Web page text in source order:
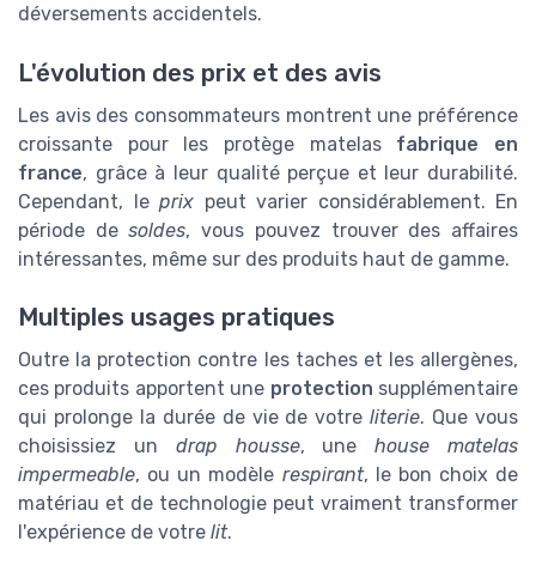
déversements accidentels.
L'évolution des prix et des avis
Les avis des consommateurs montrent une préférence
croissante pour les protège matelas fabrique en
france, grâce à leur qualité perçue et leur durabilité.
Cependant, le prix peut varier considérablement. En
période desoldes, vous pouvez trouver des affaires
intéressantes, même sur des produits haut de gamme.
Multiples usages pratiques
Outre la protection contre les taches et les allergènes,
ces produits apportent une protection supplémentaire
qui prolonge la durée de vie de votreliterie. Que vous
choisissiez un drap housse, unehouse matelas
impermeable, ou un modèle respirant, le bon choix de
matériau et de technologie peut vraiment transformer
l'expérience de votre lit.